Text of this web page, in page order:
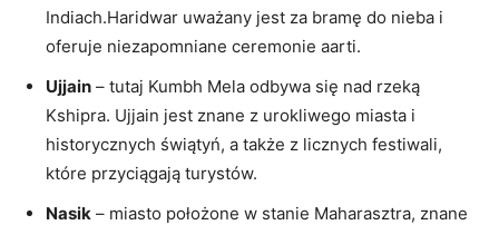
Indiach.Haridwar uważany jest za bramę do nieba i
oferuje niezapomniane ceremonie aarti.
Ujjain – tutaj Kumbh Mela odbywa się nad rzeką
Kshipra. Ujjain jest znane z urokliwego miasta i
historycznych świątyń, a także z licznych festiwali,
które przyciągają turystów.
Nasik – miasto położone w stanie Maharasztra, znane